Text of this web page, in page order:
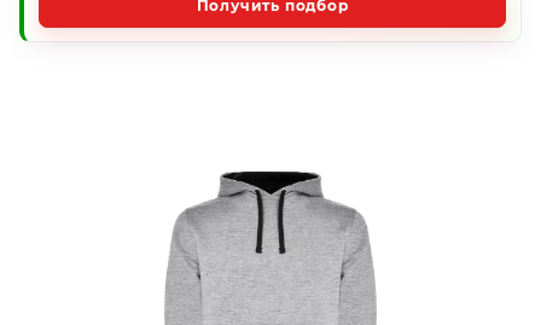
Получить подбор